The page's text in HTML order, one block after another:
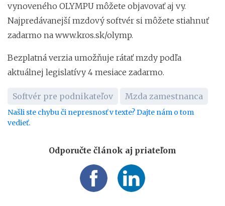
vynoveného OLYMPU môžete objavovať aj vy.
Najpredávanejší mzdový softvér si môžete stiahnuť
zadarmo na www.kros.sk/olymp.
Bezplatná verzia umožňuje rátať mzdy podľa
aktuálnej legislatívy 4 mesiace zadarmo.
Softvér pre podnikateľov Mzda zamestnanca
Našli ste chybu či nepresnosť v texte? Dajte nám o tom
vedieť.
Odporučte článok aj priateľom